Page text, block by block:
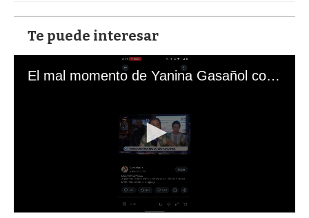
Te puede interesar
El mal momento de Yanina Gasañol con un hincha argentino en "Subrayado"